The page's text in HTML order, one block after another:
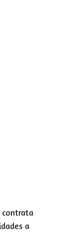
contrata
a